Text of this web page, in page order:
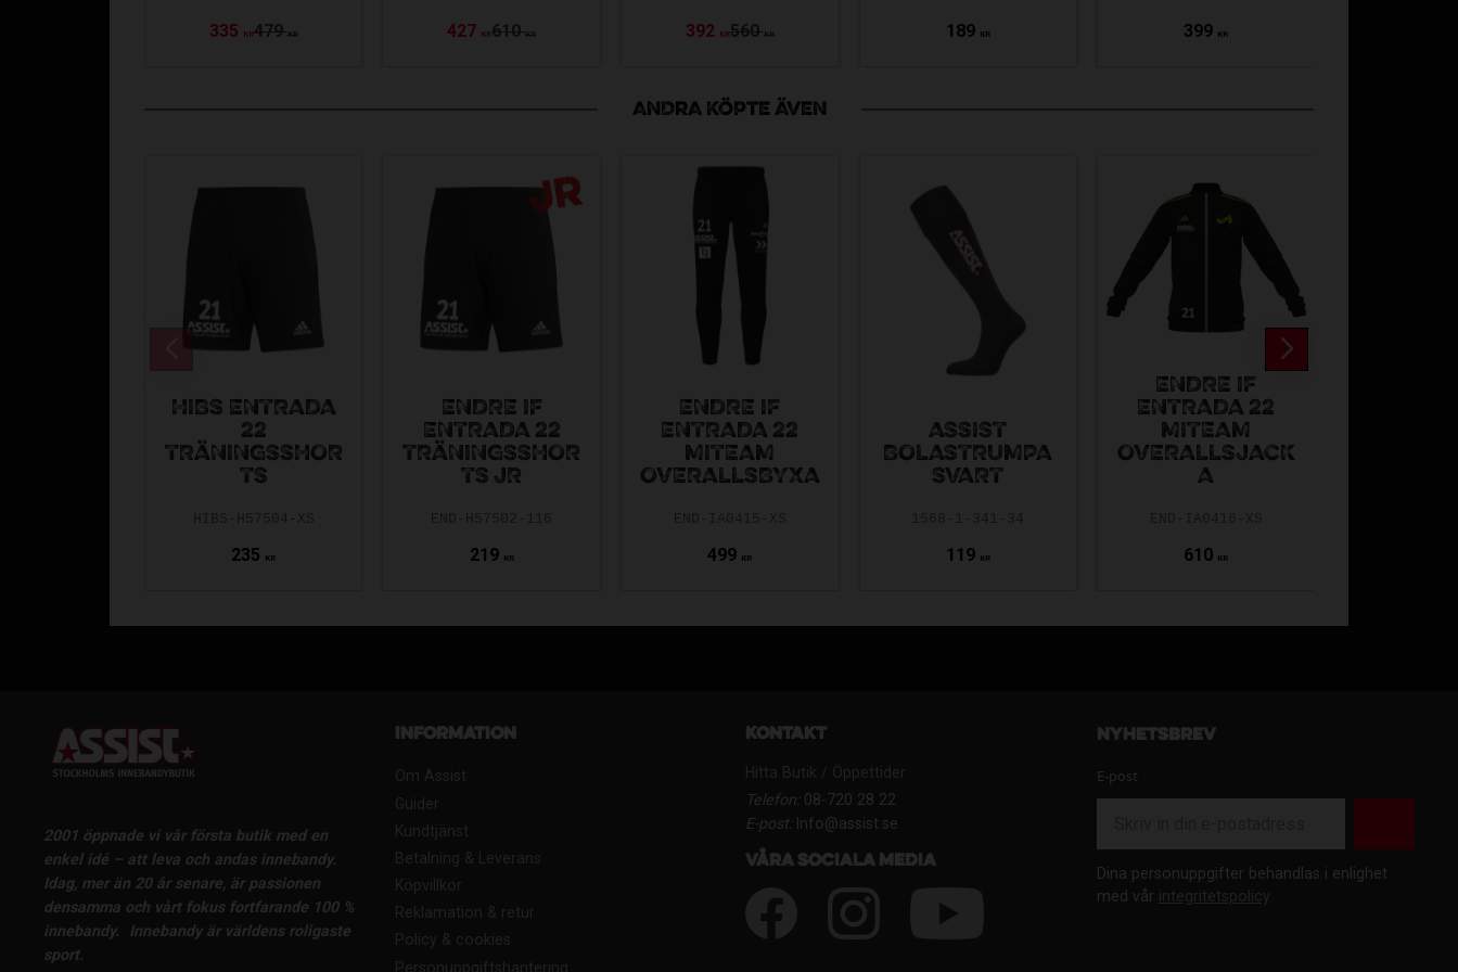
335 KR479 KR 427 KR610 KR 392 KR560 KR 189 KR 399 KR
ANDRA KÖPTE ÄVEN
HIBS ENTRADA
22
TRÄNINGSSHOR
TS
235 KR
ENDRE IF
ENTRADA 22
TRÄNINGSSHOR
TS JR
219 KR
ENDRE IF
ENTRADA 22
MITEAM
OVERALLSBYXA
499 KR
ASSIST
BOLASTRUMPA
SVART
119 KR
ENDRE IF
ENTRADA 22
MITEAM
OVERALLSJACK
A
610 KR
2001 öppnade vi vår första butik med en
enkel idé – att leva och andas innebandy.
Idag, mer än 20 år senare, är passionen
densamma och vårt fokus fortfarande 100 %
innebandy.
Innebandy är världens roligaste
sport.
Information
Om Assist
Guider
Kundtjänst
Betalning & Leverans
Köpvillkor
Reklamation & retur
Policy & cookies
Personuppgiftshantering
Kontakt
Hitta Butik / Öppettider
Telefon:08-720 28 22
E-post:Info@assist.se
Våra sociala media
Nyhetsbrev
E-post
Dina personuppgifter behandlas i enlighet
med vår integritetspolicy